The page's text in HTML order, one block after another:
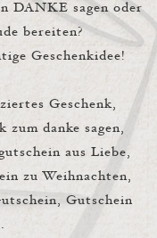
DANKE sagen oder
bereiten?
Geschenkidee!
Geschenk,
zum danke sagen,
aus Liebe,
zu Weihnachten,
Gutschein